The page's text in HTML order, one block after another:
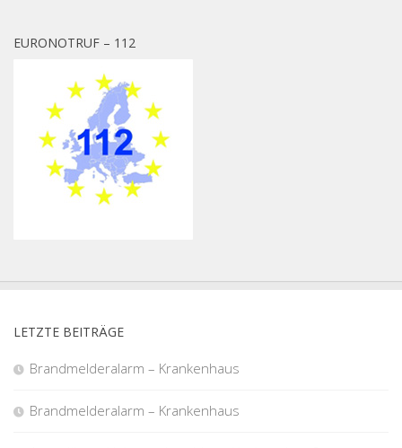
EURONOTRUF – 112
LETZTE BEITRÄGE
Brandmelderalarm – Krankenhaus
Brandmelderalarm – Krankenhaus